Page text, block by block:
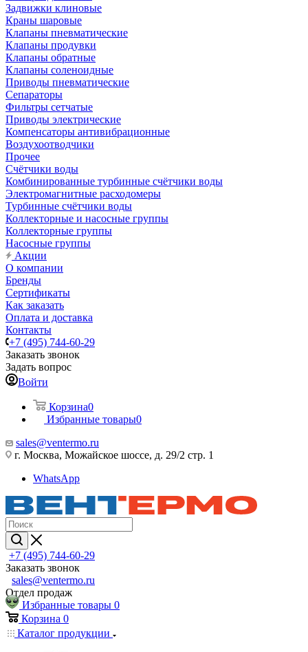
Задвижки клиновые
Краны шаровые
Клапаны пневматические
Клапаны продувки
Клапаны обратные
Клапаны соленоидные
Приводы пневматические
Сепараторы
Фильтры сетчатые
Приводы электрические
Компенсаторы антивибрационные
Воздухоотводчики
Прочее
Счётчики воды
Комбинированные турбинные счётчики воды
Электромагнитные расходомеры
Турбинные счётчики воды
Коллекторные и насосные группы
Коллекторные группы
Насосные группы
Акции
О компании
Бренды
Сертификаты
Как заказать
Оплата и доставка
Контакты
+7 (495) 744-60-29
Заказать звонок
Задать вопрос
Войти
Корзина0
Избранные товары0
sales@ventermo.ru
г. Москва, Можайское шоссе, д. 29/2 стр. 1
WhatsApp
+7 (495) 744-60-29
Заказать звонок
sales@ventermo.ru
Отдел продаж
Избранные товары 0
Корзина 0
Каталог продукции